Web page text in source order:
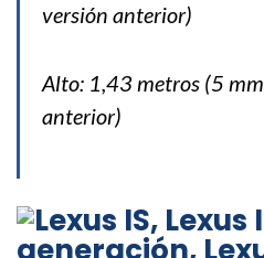
versión anterior)
Alto: 1,43 metros (5
anterior)